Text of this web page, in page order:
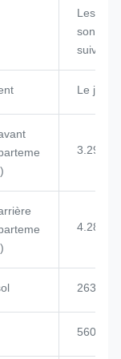
Les
sont les
suivants
Le
3.29/
4.28/
2635
560 mm